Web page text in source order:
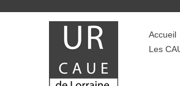
Accueil
Les